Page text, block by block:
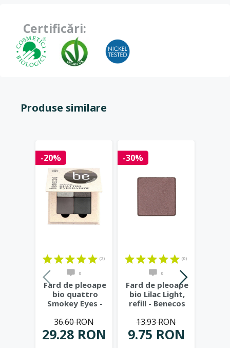
Certificări:
Produse similare
-20%
(2)
0
Fard de pleoape
bio quattro
Smokey Eyes -
29.28 RON
36.60 RON
-30%
(0)
0
Fard de pleoape
bio Lilac Light,
refill - Benecos
9.75 RON
13.93 RON